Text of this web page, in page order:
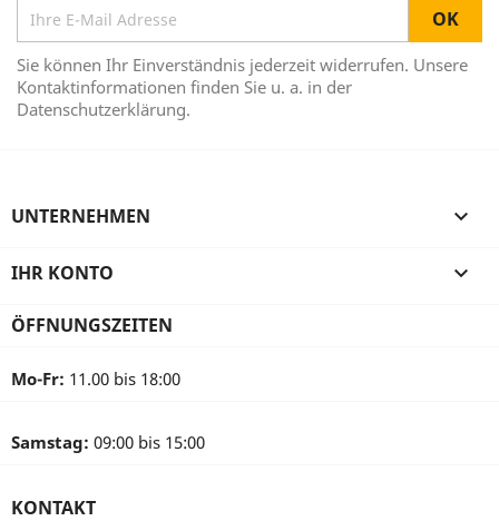
Sie können Ihr Einverständnis jederzeit widerrufen. Unsere
Kontaktinformationen finden Sie u. a. in der
Datenschutzerklärung.
UNTERNEHMEN 
IHR KONTO 
ÖFFNUNGSZEITEN
Mo-Fr: 11.00 bis 18:00
Samstag: 09:00 bis 15:00
KONTAKT